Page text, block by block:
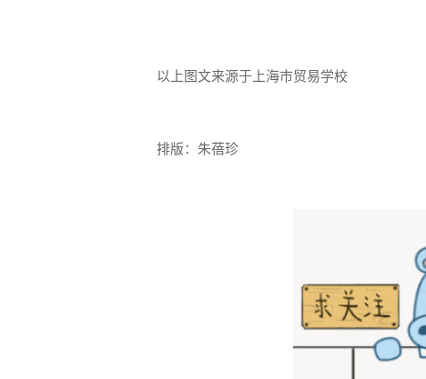
以上图文来源于上海市贸易学校
排版：朱蓓珍